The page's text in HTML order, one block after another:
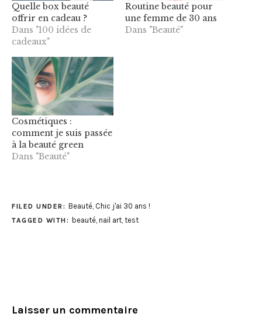
Quelle box beauté
offrir en cadeau ?
Dans "100 idées de
cadeaux"
Routine beauté pour
une femme de 30 ans
Dans "Beauté"
Cosmétiques :
comment je suis passée
à la beauté green
Dans "Beauté"
FILED UNDER: Beauté, Chic j'ai 30 ans !
TAGGED WITH: beauté, nail art, test
Laisser un commentaire